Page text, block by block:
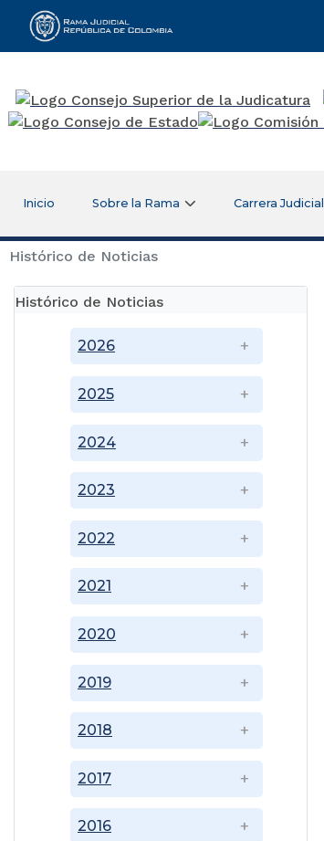
Rama Judicial
Inicio Sobre la Rama Carrera Judicial
Histórico de Noticias
Histórico de Noticias
2016
2017
2018
2019
2020
2021
2022
2023
2024
2025
2026